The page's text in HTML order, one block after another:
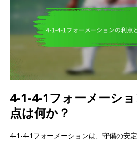
4-1-4-1フォーメーシ
点は何か？
4-1-4-1フォーメーションは、守備の安